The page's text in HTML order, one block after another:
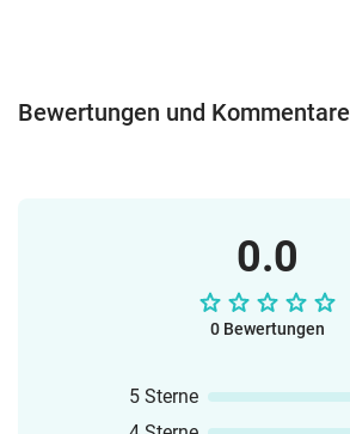
Bewertungen und Kommentare
0.0
0 Bewertungen
5 Sterne